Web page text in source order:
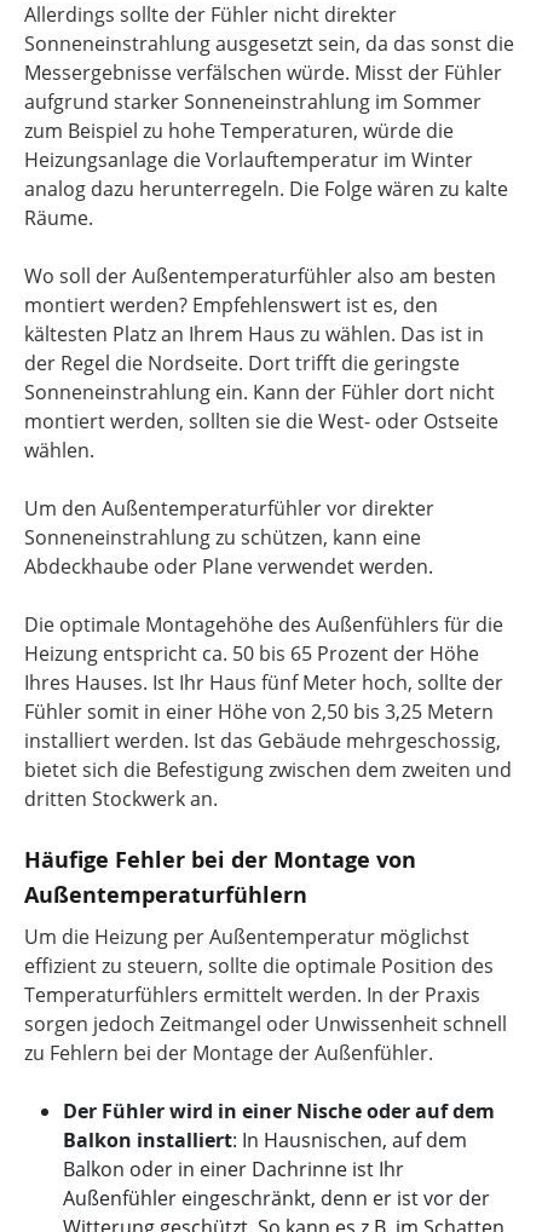
Allerdings sollte der Fühler nicht direkter
Sonneneinstrahlung ausgesetzt sein, da das sonst die
Messergebnisse verfälschen würde. Misst der Fühler
aufgrund starker Sonneneinstrahlung im Sommer
zum Beispiel zu hohe Temperaturen, würde die
Heizungsanlage die Vorlauftemperatur im Winter
analog dazu herunterregeln. Die Folge wären zu kalte
Räume.
Wo soll der Außentemperaturfühler also am besten
montiert werden? Empfehlenswert ist es, den
kältesten Platz an Ihrem Haus zu wählen. Das ist in
der Regel die Nordseite. Dort trifft die geringste
Sonneneinstrahlung ein. Kann der Fühler dort nicht
montiert werden, sollten sie die West- oder Ostseite
wählen.
Um den Außentemperaturfühler vor direkter
Sonneneinstrahlung zu schützen, kann eine
Abdeckhaube oder Plane verwendet werden.
Die optimale Montagehöhe des Außenfühlers für die
Heizung entspricht ca. 50 bis 65 Prozent der Höhe
Ihres Hauses. Ist Ihr Haus fünf Meter hoch, sollte der
Fühler somit in einer Höhe von 2,50 bis 3,25 Metern
installiert werden. Ist das Gebäude mehrgeschossig,
bietet sich die Befestigung zwischen dem zweiten und
dritten Stockwerk an.
Häufige Fehler bei der Montage von
Außentemperaturfühlern
Um die Heizung per Außentemperatur möglichst
effizient zu steuern, sollte die optimale Position des
Temperaturfühlers ermittelt werden. In der Praxis
sorgen jedoch Zeitmangel oder Unwissenheit schnell
zu Fehlern bei der Montage der Außenfühler.
Der Fühler wird in einer Nische oder auf dem
Balkon installiert: In Hausnischen, auf dem
Balkon oder in einer Dachrinne ist Ihr
Außenfühler eingeschränkt, denn er ist vor der